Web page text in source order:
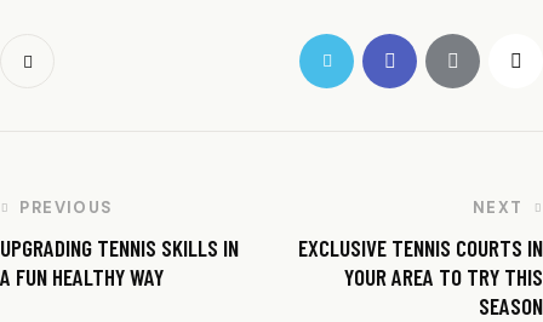
PREVIOUS
UPGRADING TENNIS SKILLS IN
A FUN HEALTHY WAY
NEXT
EXCLUSIVE TENNIS COURTS IN
YOUR AREA TO TRY THIS
SEASON